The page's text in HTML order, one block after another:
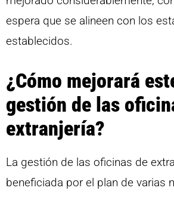
espera que se alineen con los
establecidos.
¿Cómo mejorará
gestión de las
extranjería?
La gestión de las oficinas de
beneficiada por el plan de varias